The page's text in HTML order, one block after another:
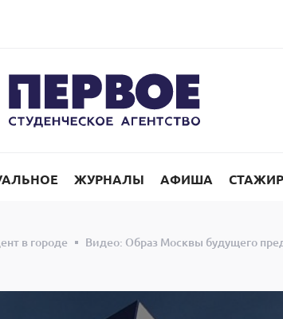
ЖУРНАЛЫ АФИША
в городе Видео: Образ Москвы будущего